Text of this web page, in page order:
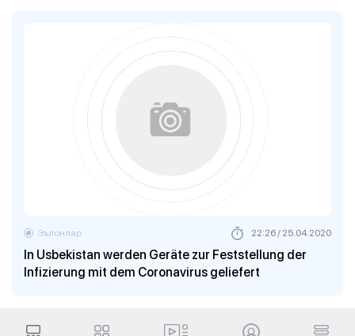
In Usbekistan werden Geräte zur Feststellung der
Infizierung mit dem Coronavirus geliefert
Эълонлар 22:26 / 25.04.2020